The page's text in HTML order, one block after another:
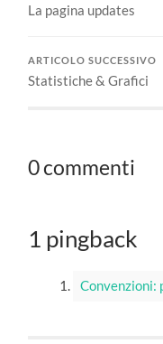
La pagina updates
ARTICOLO SUCCESSIVO
Statistiche & Grafici
0 commenti
1 pingback
Convenzioni: